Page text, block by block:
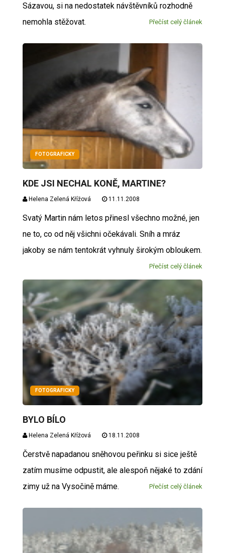
Sázavou, si na nedostatek návštěvníků rozhodně
nemohla stěžovat.
Přečíst celý článek
FOTOGRAFICKY
KDE JSI NECHAL KONĚ, MARTINE?
Helena Zelená Křížová 11.11.2008
Svatý Martin nám letos přinesl všechno možné, jen
ne to, co od něj všichni očekávali. Sníh a mráz
jakoby se nám tentokrát vyhnuly širokým obloukem.
Přečíst celý článek
FOTOGRAFICKY
BYLO BÍLO
Helena Zelená Křížová 18.11.2008
Čerstvě napadanou sněhovou peřinku si sice ještě
zatím musíme odpustit, ale alespoň nějaké to zdání
zimy už na Vysočině máme.
Přečíst celý článek